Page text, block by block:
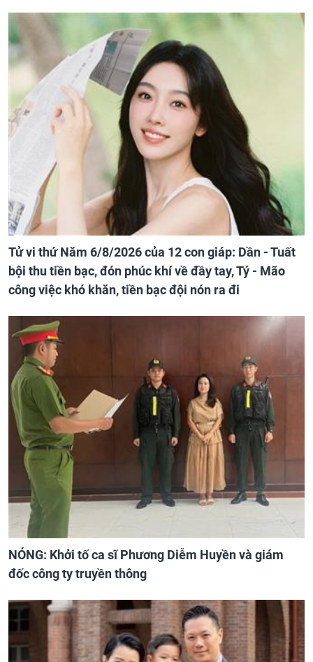
Tử vi thứ Năm 6/8/2026 của 12 con giáp: Dần - Tuất
bội thu tiền bạc, đón phúc khí về đầy tay, Tý - Mão
công việc khó khăn, tiền bạc đội nón ra đi
NÓNG: Khởi tố ca sĩ Phương Diễm Huyền và giám
đốc công ty truyền thông